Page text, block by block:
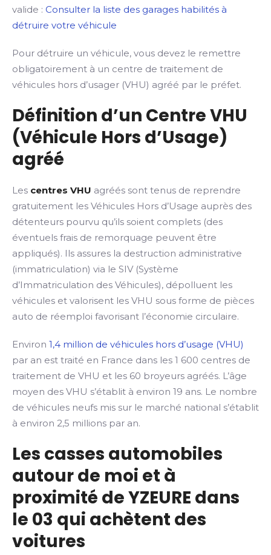
valide : Consulter la liste des garages habilités à
détruire votre véhicule
Pour détruire un véhicule, vous devez le remettre
obligatoirement à un centre de traitement de
véhicules hors d’usager (VHU) agréé par le préfet.
Définition d’un Centre VHU
(Véhicule Hors d’Usage)
agréé
Les centres VHU agréés sont tenus de reprendre
gratuitement les Véhicules Hors d’Usage auprès des
détenteurs pourvu qu’ils soient complets (des
éventuels frais de remorquage peuvent être
appliqués). Ils assures la destruction administrative
(immatriculation) via le SIV (Système
d’Immatriculation des Véhicules), dépolluent les
véhicules et valorisent les VHU sous forme de pièces
auto de réemploi favorisant l’économie circulaire.
Environ 1,4 million de véhicules hors d’usage (VHU)
par an est traité en France dans les 1 600 centres de
traitement de VHU et les 60 broyeurs agréés. L’âge
moyen des VHU s’établit à environ 19 ans. Le nombre
de véhicules neufs mis sur le marché national s’établit
à environ 2,5 millions par an.
Les casses automobiles
autour de moi et à
proximité de YZEURE dans
le 03 qui achètent des
voitures